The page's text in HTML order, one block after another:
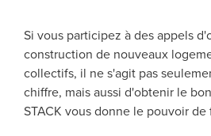
Si vous participez à des appels
construction de nouveaux
collectifs, il ne s'agit pas
chiffre, mais aussi d'obtenir le
STACK vous donne le pouvoir de